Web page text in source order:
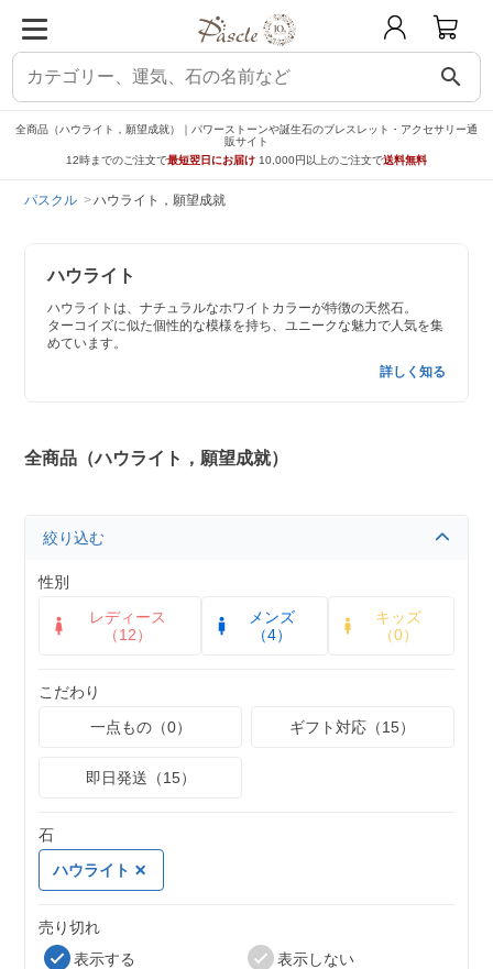
search
全商品（ハウライト，願望成就）｜パワーストーンや誕生石のブレスレット・アクセサリー通
販サイト
12時までのご注文で最短翌日にお届け 10,000円以上のご注文で送料無料
パスクル ハウライト，願望成就
ハウライト
ハウライトは、ナチュラルなホワイトカラーが特徴の天然石。
ターコイズに似た個性的な模様を持ち、ユニークな魅力で人気を集
めています。
詳しく知る
全商品（ハウライト，願望成就）
絞り込む
性別
レディース
（12）
メンズ
（4）
キッズ
（0）
こだわり
一点もの（0）
ギフト対応（15）
即日発送（15）
石
ハウライト
売り切れ
表示する
表示しない